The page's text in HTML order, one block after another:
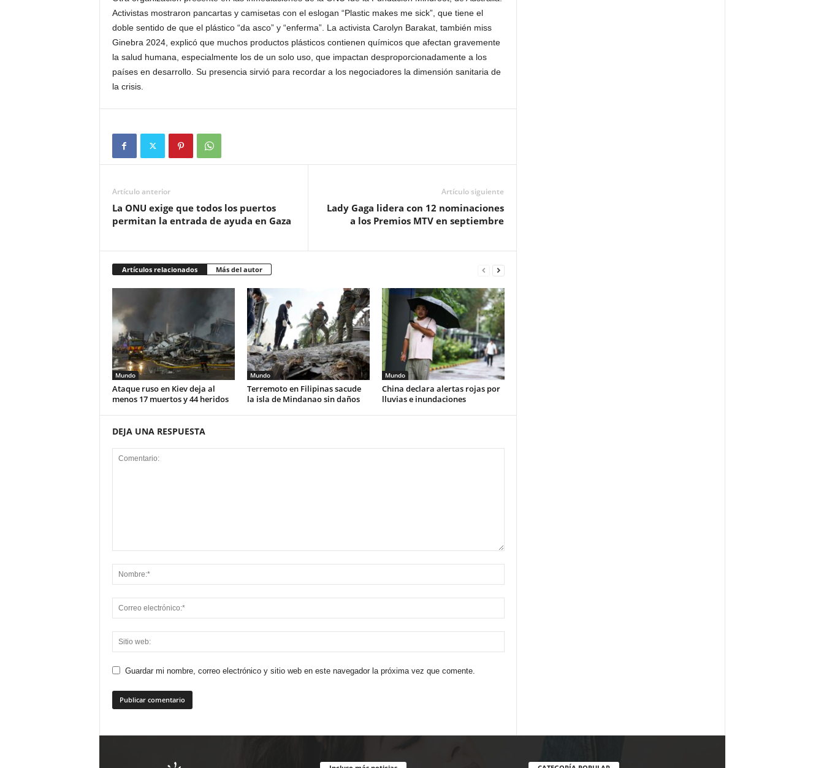
Activistas mostraron pancartas y camisetas con el eslogan “Plastic makes me sick”, que tiene el
doble sentido de que el plástico “da asco” y “enferma”. La activista Carolyn Barakat, también miss
Ginebra 2024, explicó que muchos productos plásticos contienen químicos que afectan gravemente
la salud humana, especialmente los de un solo uso, que impactan desproporcionadamente a los
países en desarrollo. Su presencia sirvió para recordar a los negociadores la dimensión sanitaria de
la crisis.
Artículo anterior
La ONU exige que todos los puertos
permitan la entrada de ayuda en Gaza
Artículo siguiente
Lady Gaga lidera con 12 nominaciones
a los Premios MTV en septiembre
Artículos relacionados Más del autor
Mundo
Ataque ruso en Kiev deja al
menos 17 muertos y 44 heridos
Mundo
Terremoto en Filipinas sacude
la isla de Mindanao sin daños
Mundo
China declara alertas rojas por
lluvias e inundaciones
DEJA UNA RESPUESTA
Guardar mi nombre, correo electrónico y sitio web en este navegador la próxima vez que comente.